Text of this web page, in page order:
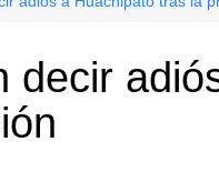
decir